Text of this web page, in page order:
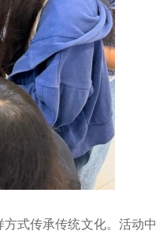
式传承传统文化。活动